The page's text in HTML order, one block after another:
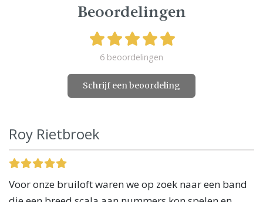
Beoordelingen
6 beoordelingen
Schrijf een beoordeling
Roy Rietbroek
Voor onze bruiloft waren we op zoek naar een band